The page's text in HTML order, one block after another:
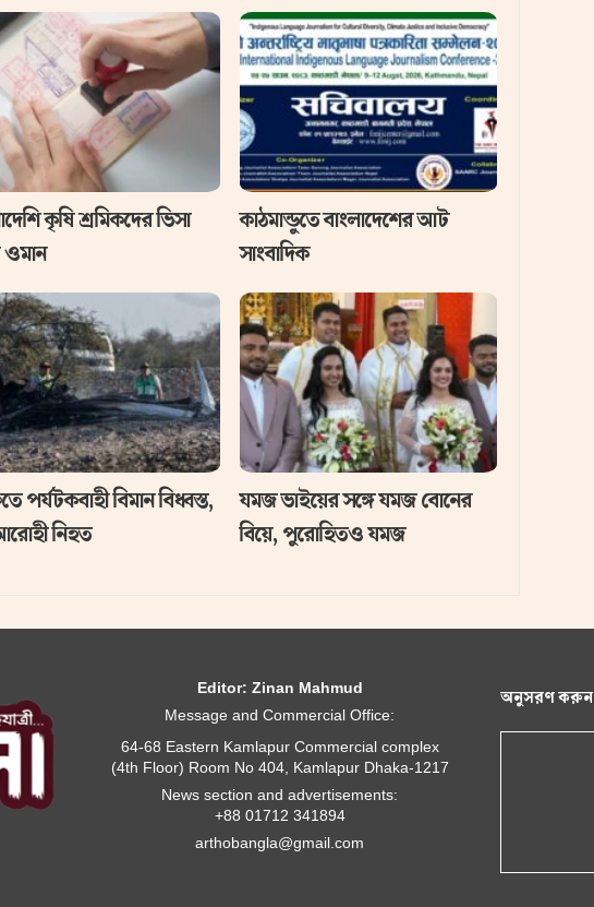
কৃষি শ্রমিকদের ভিসা
ওমান
কাঠমান্ডুতে বাংলাদেশের আট
সাংবাদিক
পর্যটকবাহী বিমান বিধ্বস্ত,
নিহত
যমজ ভাইয়ের সঙ্গে যমজ বোনের
বিয়ে, পুরোহিতও যমজ
Editor: Zinan Mahmud
Message and Commercial Office:
64-68 Eastern Kamlapur Commercial complex
(4th Floor) Room No 404, Kamlapur Dhaka-1217
News section and advertisements:
+88 01712 341894
arthobangla@gmail.com
অনুসরণ করুন